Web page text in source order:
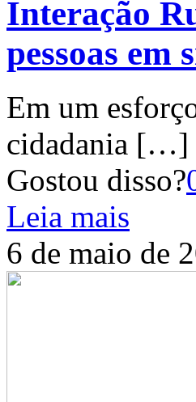
Interação
pessoas em
Em um
cidadania […]
Gostou disso?
Leia mais
6 de maio de